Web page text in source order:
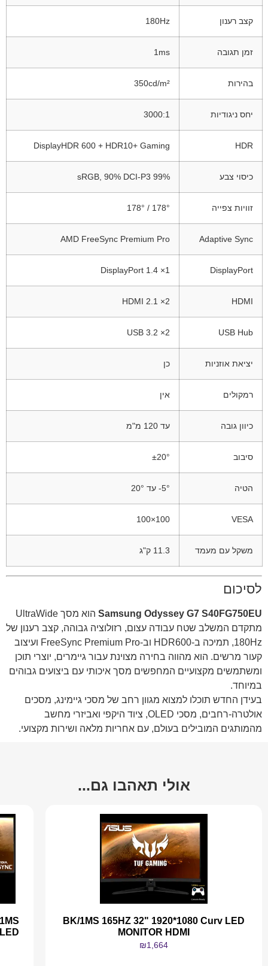
קצב רענון 180Hz
זמן תגובה 1ms
בהירות 350cd/m²
יחס ניגודיות 3000:1
HDR
DisplayHDR 600 + HDR10+ Gaming
כיסוי צבע 99% sRGB, 90% DCI-P3
זוויות צפייה 178° / 178°
Adaptive Sync
AMD FreeSync Premium Pro
DisplayPort
1× DisplayPort 1.4
HDMI
2× HDMI 2.1
USB Hub
2× USB 3.2
יציאת אוזניות כן
רמקולים אין
כיוון גובה עד 120 מ"מ
סיבוב ±20°
הטיה ‎-5° עד ‎20°
VESA
100×100
משקל עם מעמד 11.3 ק"ג
לסיכום
Samsung Odyssey G7 S40FG750EU
הוא מסך UltraWide
מתקדם המשלב שטח עבודה עצום, רזולוציה גבוהה, קצב רענון של
180Hz, תמיכה ב-HDR600 וב-FreeSync Premium Pro ועיצוב
קעור מרשים. הוא מהווה בחירה מצוינת עבור גיימרים, יוצרי תוכן
ומשתמשים מקצועיים המחפשים מסך איכותי עם ביצועים גבוהים
במיוחד.
בעידן החדש תוכלו למצוא מגוון רחב של מסכי גיימינג, מסכים
אולטרה-רחבים, מסכי OLED, ציוד היקפי ואביזרי מחשב
מהמותגים המובילים בעולם, עם אחריות מלאה ושירות מקצועי.
אולי תאהבו גם...
BK/1MS 165HZ 32" 1920*1080 Curv LED
MONITOR HDMI
₪1,664